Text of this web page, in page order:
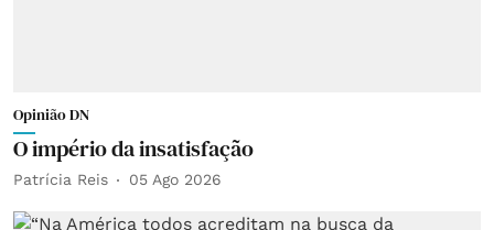
Opinião DN
O império da insatisfação
Patrícia Reis 05 Ago 2026